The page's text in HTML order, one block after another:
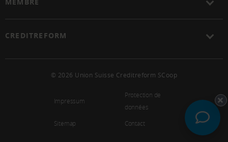
CREDITREFORM
© 2026 Union Suisse Creditreform SCoop
Impressum
Protection de
données
Sitemap
Contact